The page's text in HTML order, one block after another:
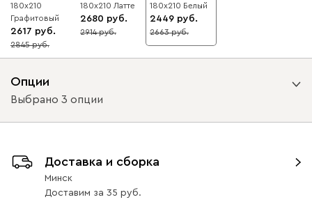
180x210
Графитовый
2617
8
2845
180x210 Латте
2680
8
2914
180x210 Белый
2449
8
2663
Опции
Выбрано 3 опции
без доводчиков с доводчиками
Доставка и сборка
Минск
Доставим за 35